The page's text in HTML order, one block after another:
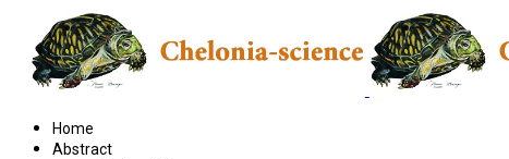
Home
Abstract